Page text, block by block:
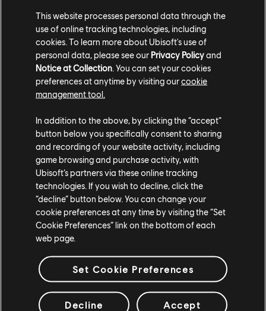
Wir informieren unsere Teams in den nächsten Tagen
über die zusätzlichen Maßnahmen, die wir in Kraft
setzen werden.
Wir möchten eine Umgebung schaffen, auf die unsere
Mitarbeiter, Partner und Communitys stolz sein können,
die unsere Werte widerspiegelt und die für alle
Beteiligten sicher ist.
teilen:
This website processes personal data through the
use of online tracking technologies, including
cookies. To learn more about Ubisoft's use of
personal data, please see our Privacy Policyand
Notice at Collection . You can set your cookies
preferences at anytime by visiting ourcookie
management tool.
In addition to the above, by clicking the “accept”
button below you specifically consent to sharing
and recording of your website activity, including
game browsing and purchase activity, with
Ubisoft’s partners via these online tracking
technologies. If you wish to decline, click the
“decline” button below. You can change your
cookie preferences at any time by visiting the “Set
Cookie Preferences” link on the bottom of each
web page.
Set Cookie Preferences
Decline Accept